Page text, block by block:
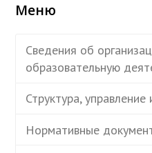
Меню
Сведения об
образовательную
Структура, управление
Нормативные